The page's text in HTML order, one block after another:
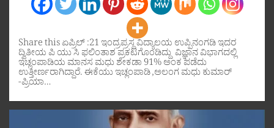
Share this ಏಪ್ರಿಲ್ :21 ಇಂದ್ರಪ್ರಸ್ಥ ವಿದ್ಯಾಲಯ ಉಪ್ಪಿನಂಗಡಿ ಇದರ
ದ್ವಿತೀಯ ಪಿ ಯು ಸಿ ಫಲಿಂತಾಶ ಪ್ರಕಟಗೊಂಡಿದ್ದು ವಿಜ್ಞಾನ ವಿಭಾಗದಲ್ಲಿ
ಇಚ್ಲಂಪಾಡಿಯ ಮಾನಸ ಮಧು ಶೇಕಡಾ 91% ಅಂಕ ಪಡೆದು
ಉತ್ತೀರ್ಣರಾಗಿದ್ದಾರೆ. ಈಕೆಯು ಇಚ್ಲಂಪಾಡಿ ,ಅಲಂಗ ಮಧು ಕುಮಾರ್
-ಪ್ರಿಯಾ…